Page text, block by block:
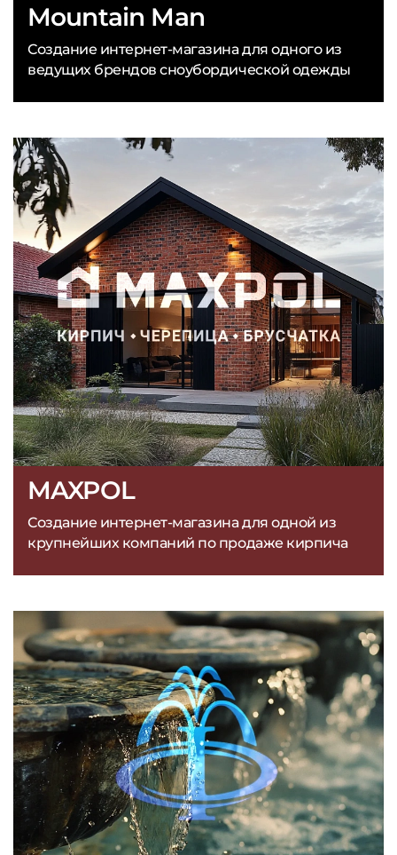
MAXPOL
Создание интернет-магазина для одной из
крупнейших компаний по продаже кирпича
Mountain Man
Создание интернет-магазина для одного из
ведущих брендов сноубордической одежды